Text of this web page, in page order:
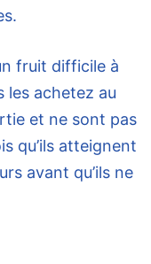
fruit difficile à
les achetez au
et ne sont pas
qu’ils atteignent
avant qu’ils ne